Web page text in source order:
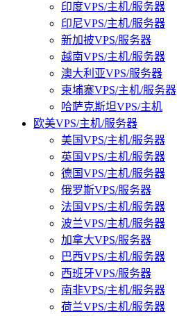
印度VPS/主机/服务器
印尼VPS/主机/服务器
新加披VPS/服务器
越南VPS/主机/服务器
澳大利亚VPS/服务器
柬埔寨VPS/主机/服务器
哈萨克斯坦VPS/主机
欧美VPS/主机/服务器
美国VPS/主机/服务器
英国VPS/主机/服务器
德国VPS/主机/服务器
俄罗斯VPS/服务器
法国VPS/主机/服务器
波兰VPS/主机/服务器
加拿大VPS/服务器
巴西VPS/主机/服务器
西班牙VPS/服务器
南非VPS/主机/服务器
荷兰VPS/主机/服务器